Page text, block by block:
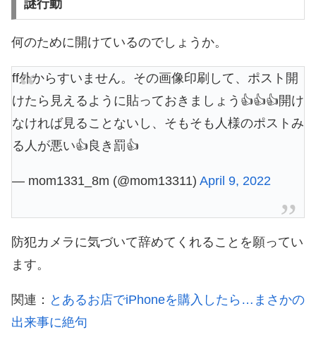
謎行動
何のために開けているのでしょうか。
ff外からすいません。その画像印刷して、ポスト開
けたら見えるように貼っておきましょう👍👍👍開け
なければ見ることないし、そもそも人様のポストみ
る人が悪い👍良き罰👍
— mom1331_8m (@mom13311) April 9, 2022
防犯カメラに気づいて辞めてくれることを願ってい
ます。
関連： とあるお店でiPhoneを購入したら…まさかの
出来事に絶句